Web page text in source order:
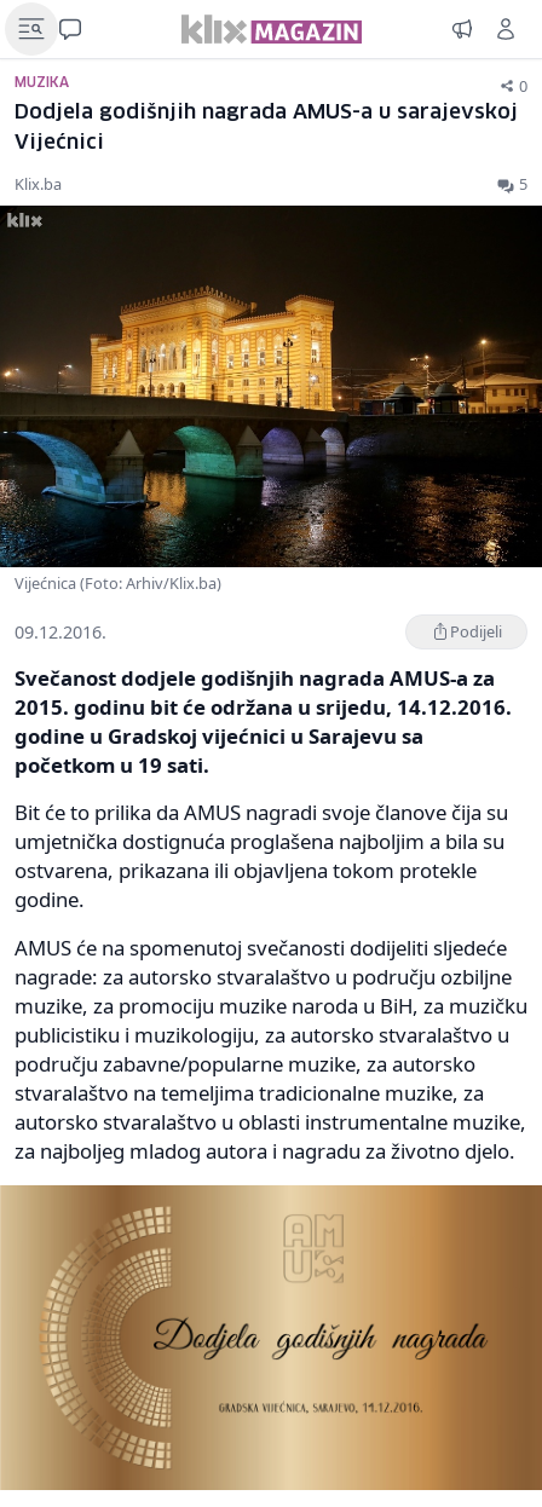
MUZIKA 0
Dodjela godišnjih nagrada AMUS-a u sarajevskoj
Vijećnici
Klix.ba 5
Vijećnica (Foto: Arhiv/Klix.ba)
09.12.2016. Podijeli
Svečanost dodjele godišnjih nagrada AMUS-a za
2015. godinu bit će održana u srijedu, 14.12.2016.
godine u Gradskoj vijećnici u Sarajevu sa
početkom u 19 sati.
Bit će to prilika da AMUS nagradi svoje članove čija su
umjetnička dostignuća proglašena najboljim a bila su
ostvarena, prikazana ili objavljena tokom protekle
godine.
AMUS će na spomenutoj svečanosti dodijeliti sljedeće
nagrade: za autorsko stvaralaštvo u području ozbiljne
muzike, za promociju muzike naroda u BiH, za muzičku
publicistiku i muzikologiju, za autorsko stvaralaštvo u
području zabavne/popularne muzike, za autorsko
stvaralaštvo na temeljima tradicionalne muzike, za
autorsko stvaralaštvo u oblasti instrumentalne muzike,
za najboljeg mladog autora i nagradu za životno djelo.